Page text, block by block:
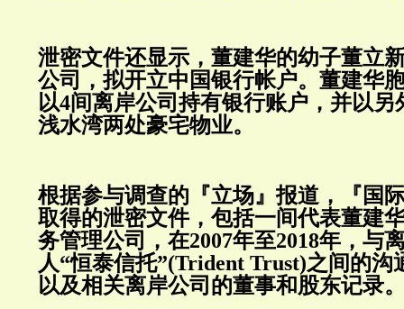
泄密文件还显示，董建华的幼子董立
公司，拟开立中国银行帐户。董建华
以4间离岸公司持有银行账户，并以
浅水湾两处豪宅物业。
根据参与调查的『立场』报道，『国
取得的泄密文件，包括一间代表董建
务管理公司，在2007年至2018年，与
人“恒泰信托”(Trident Trust)之间的沟
以及相关离岸公司的董事和股东记录